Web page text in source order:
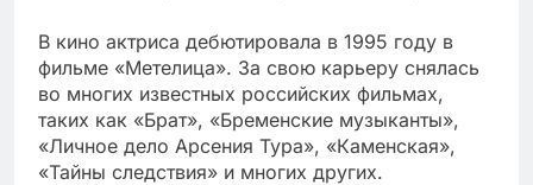
В кино актриса дебютировала в 1995 году в
фильме «Метелица». За свою карьеру снялась
во многих известных российских фильмах,
таких как «Брат», «Бременские музыканты»,
«Личное дело Арсения Тура», «Каменская»,
«Тайны следствия» и многих других.